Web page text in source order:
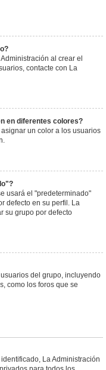
al crear el
contacte con La
en diferentes colores?
un color a los usuarios
usará el "predeterminado"
defecto en su perfil. La
su grupo por defecto
del grupo, incluyendo
como los foros que se
La Administración